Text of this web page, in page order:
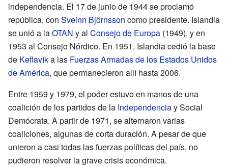
independencia. El 17 de junio de 1944 se proclamó
república, con Sveinn Björnsson como presidente. Islandia
se unió a laOTAN y al Consejo de Europa (1949), y en
1953 al Consejo Nórdico. En 1951, Islandia cedió la base
de Keflavíka las Fuerzas Armadas de los Estados Unidos
de América, que permanecieron allí hasta 2006.
Entre 1959 y 1979, el poder estuvo en manos de una
coalición de los partidos de la Independenciay Social
Demócrata. A partir de 1971, se alternaron varias
coaliciones, algunas de corta duración. A pesar de que
unieron a casi todas las fuerzas políticas del país, no
pudieron resolver la grave crisis económica.